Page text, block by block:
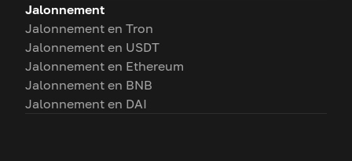
Jalonnement
Jalonnement en Tron
Jalonnement en USDT
Jalonnement en Ethereum
Jalonnement en BNB
Jalonnement en DAI